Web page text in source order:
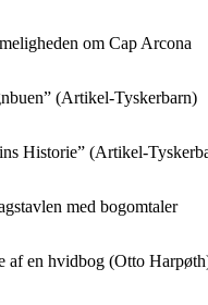
om Cap Arcona
(Artikel-Tyskerbarn)
Historie” (Artikel-
med bogomtaler
af en hvidbog (Otto